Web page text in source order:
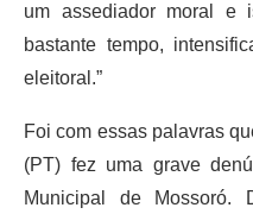
um assediador moral e
bastante tempo,
eleitoral.”
Foi com essas palavras
(PT) fez uma grave
Municipal de Mossoró.